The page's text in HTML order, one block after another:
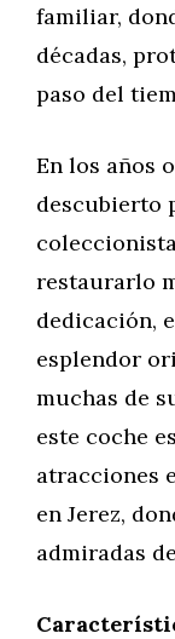
familiar,
décadas,
paso del
En los años
descubierto
restaurarlo
dedicación,
esplendor
muchas de
este coche
atracciones
en Jerez,
admiradas